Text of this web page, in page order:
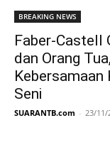
BREAKING NEWS
Faber-Castell
dan Orang
Seni
SUARANTB.com - 23/11/